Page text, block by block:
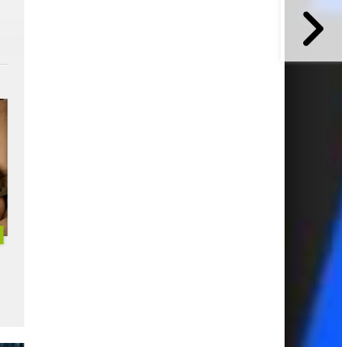
Le Mondial 2026 établit un
nouveau record